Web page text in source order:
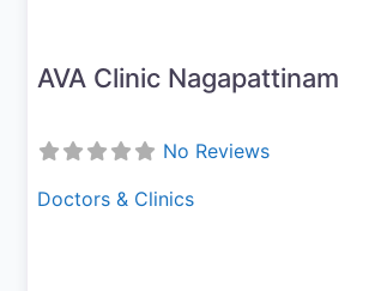
AVA Clinic Nagapattinam
No Reviews
Doctors & Clinics